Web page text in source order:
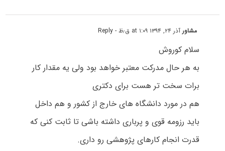
مشاورآذر ۲۴, ۱۳۹۴ at ۱:۰۹ ق٫ظ - Reply
سلام کوروش
به هر حال مدرکت معتبر خواهد بود ولی یه مقدار کار
برات سخت تر هست برای دکتری
هم در مورد دانشگاه های خارج از کشور و هم داخل
باید رزومه قوی و پرباری داشته باشی تا ثابت کنی که
قدرت انجام کارهای پژوهشی رو داری.